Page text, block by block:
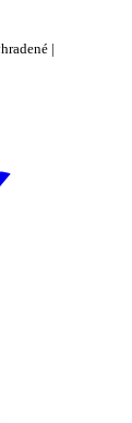
|